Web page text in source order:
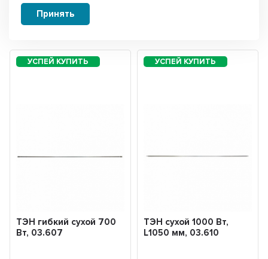
Сортировать:
ТЭН гибкий сухой 700
Вт, 03.607
ТЭН сухой 1000 Вт,
L1050 мм, 03.610
Принять